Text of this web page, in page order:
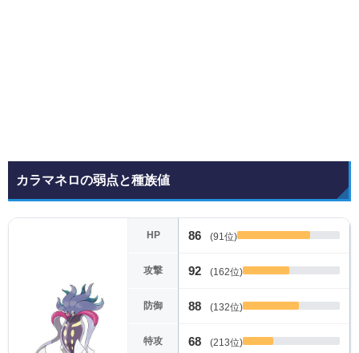
カラマネロの弱点と種族値
HP 86 (91位)
攻撃 92 (162位)
防御 88 (132位)
特攻 68 (213位)